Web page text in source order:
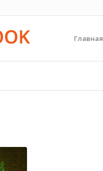
Главная